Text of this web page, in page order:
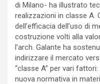
di Milano- ha illustrato
realizzazioni in classe A.
dell’efficacia dell’uso di
costruzione volti alla
l’arch. Galante ha
indirizzare il mercato
“classe A” per vari
nuova normativa in